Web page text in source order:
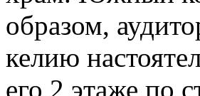
образом,
келию
его 2 этаже по